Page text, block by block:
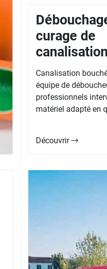
curage de
canalisation
Canalisation
équipe de
professionnels
matériel adapté en
Découvrir